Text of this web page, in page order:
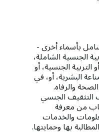
بأسماء أخرى -
الجنسية الشاملة،
التربية الجنسية، أو
البشرية، أو، في
والرفاه.
الجنسي
من معرفة
والخدمات
بها وحمايتها.